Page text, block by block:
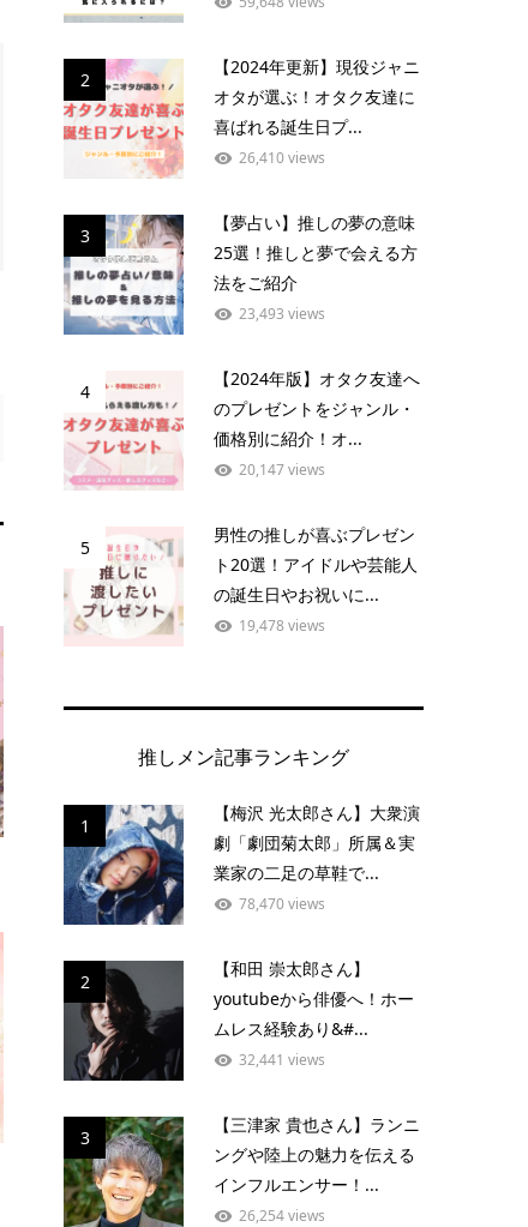
2
【2024年更新】現役ジャニ
オタが選ぶ！オタク友達に
喜ばれる誕生日プ...
26,410 views
3
【夢占い】推しの夢の意味
25選！推しと夢で会える方
法をご紹介
23,493 views
4
【2024年版】オタク友達へ
のプレゼントをジャンル・
価格別に紹介！オ...
20,147 views
5
男性の推しが喜ぶプレゼン
ト20選！アイドルや芸能人
の誕生日やお祝いに...
19,478 views
推しメン記事ランキング
1
【梅沢 光太郎さん】大衆演
劇「劇団菊太郎」所属＆実
業家の二足の草鞋で...
78,470 views
2
【和田 崇太郎さん】
youtubeから俳優へ！ホー
ムレス経験あり&#...
32,441 views
3
【三津家 貴也さん】ランニ
ングや陸上の魅力を伝える
インフルエンサー！...
26,254 views